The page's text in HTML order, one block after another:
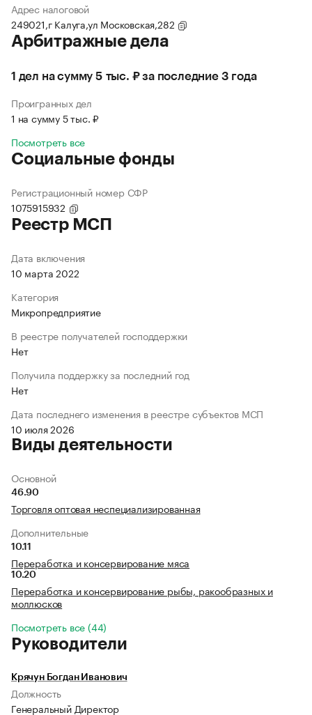
Адрес налоговой
249021,г Калуга,ул Московская,282
Арбитражные дела
1 дел на сумму 5 тыс. ₽ за последние 3 года
Проигранных дел
1 на сумму 5 тыс. ₽
Посмотреть все
Социальные фонды
Регистрационный номер СФР
1075915932
Реестр МСП
Дата включения
10 марта 2022
Категория
Микропредприятие
В реестре получателей господдержки
Нет
Получила поддержку за последний год
Нет
Дата последнего изменения в реестре субъектов МСП
10 июля 2026
Виды деятельности
Основной
46.90
Торговля оптовая неспециализированная
Дополнительные
10.11
Переработка и консервирование мяса
10.20
Переработка и консервирование рыбы, ракообразных и
моллюсков
Посмотреть все (44)
Руководители
Крячун Богдан Иванович
Должность
Генеральный Директор